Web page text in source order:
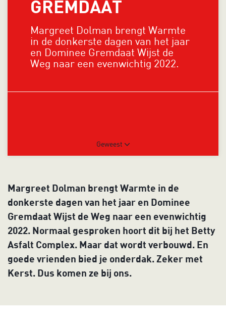
GREMDAAT
Margreet Dolman brengt Warmte
in de donkerste dagen van het jaar
en Dominee Gremdaat Wijst de
Weg naar een evenwichtig 2022.
Geweest
Margreet Dolman brengt Warmte in de
donkerste dagen van het jaar en Dominee
Gremdaat Wijst de Weg naar een evenwichtig
2022. Normaal gesproken hoort dit bij het Betty
Asfalt Complex. Maar dat wordt verbouwd. En
goede vrienden bied je onderdak. Zeker met
Kerst. Dus komen ze bij ons.